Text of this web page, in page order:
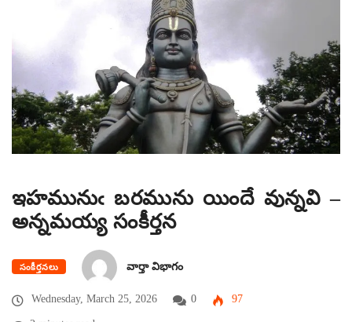
ఇహమునుఁ బరమును యిందే వున్నవి –
అన్నమయ్య సంకీర్తన
సంకీర్తనలు వార్తా విభాగం
Wednesday, March 25, 2026 0 97